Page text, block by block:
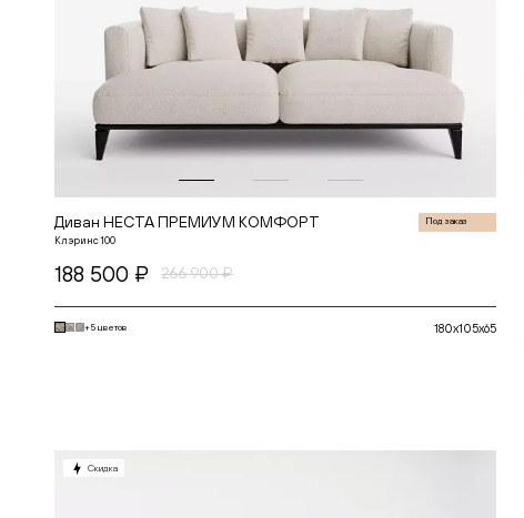
ГЕРМЕС
ДАЛИ
ДАНТЕ
ДЖЕТ
ДЖУН
ДИМЕНШН
ДУМЕР
КЛАССИК
КХАН
ЛЕННОКС
НЕКСТ
Диван НЕСТА ПРЕМИУМ КОМФОРТ Под заказ
Клэринс 100
188 500 ₽ 266 900 ₽
+5 цветов 180x105x65
Скидка